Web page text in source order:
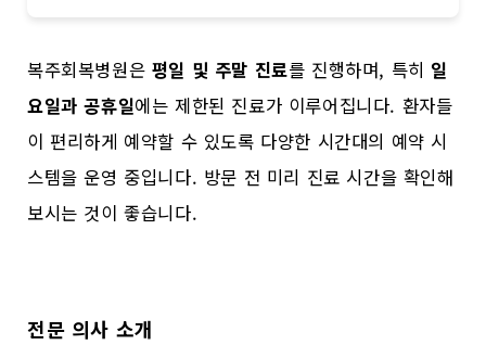
복주회복병원은 평일 및 주말 진료를 진행하며, 특히 일
요일과 공휴일에는 제한된 진료가 이루어집니다. 환자들
이 편리하게 예약할 수 있도록 다양한 시간대의 예약 시
스템을 운영 중입니다. 방문 전 미리 진료 시간을 확인해
보시는 것이 좋습니다.
전문 의사 소개